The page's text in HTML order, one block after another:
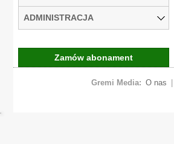
ADMINISTRACJA
Zamów abonament
Gremi Media: O nas